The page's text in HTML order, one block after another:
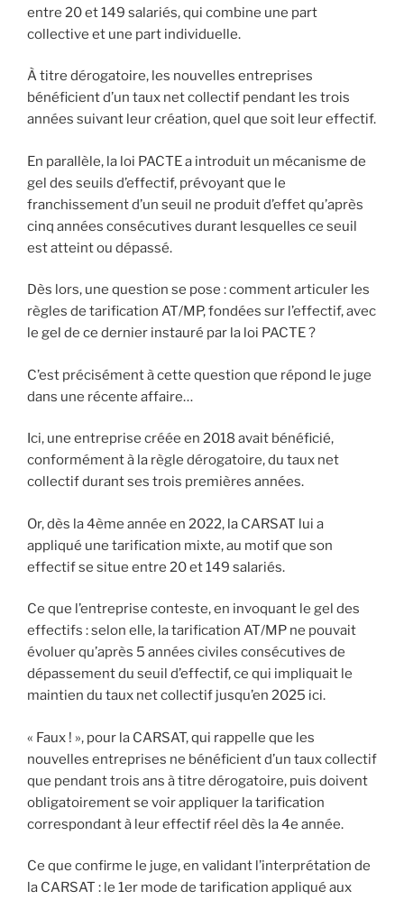
entre 20 et 149 salariés, qui combine une part
collective et une part individuelle.
À titre dérogatoire, les nouvelles entreprises
bénéficient d’un taux net collectif pendant les trois
années suivant leur création, quel que soit leur effectif.
En parallèle, la loi PACTE a introduit un mécanisme de
gel des seuils d’effectif, prévoyant que le
franchissement d’un seuil ne produit d’effet qu’après
cinq années consécutives durant lesquelles ce seuil
est atteint ou dépassé.
Dès lors, une question se pose : comment articuler les
règles de tarification AT/MP, fondées sur l’effectif, avec
le gel de ce dernier instauré par la loi PACTE ?
C’est précisément à cette question que répond le juge
dans une récente affaire…
Ici, une entreprise créée en 2018 avait bénéficié,
conformément à la règle dérogatoire, du taux net
collectif durant ses trois premières années.
Or, dès la 4ème année en 2022, la CARSAT lui a
appliqué une tarification mixte, au motif que son
effectif se situe entre 20 et 149 salariés.
Ce que l’entreprise conteste, en invoquant le gel des
effectifs : selon elle, la tarification AT/MP ne pouvait
évoluer qu’après 5 années civiles consécutives de
dépassement du seuil d’effectif, ce qui impliquait le
maintien du taux net collectif jusqu’en 2025 ici.
« Faux ! », pour la CARSAT, qui rappelle que les
nouvelles entreprises ne bénéficient d’un taux collectif
que pendant trois ans à titre dérogatoire, puis doivent
obligatoirement se voir appliquer la tarification
correspondant à leur effectif réel dès la 4e année.
Ce que confirme le juge, en validant l’interprétation de
la CARSAT : le 1er mode de tarification appliqué aux